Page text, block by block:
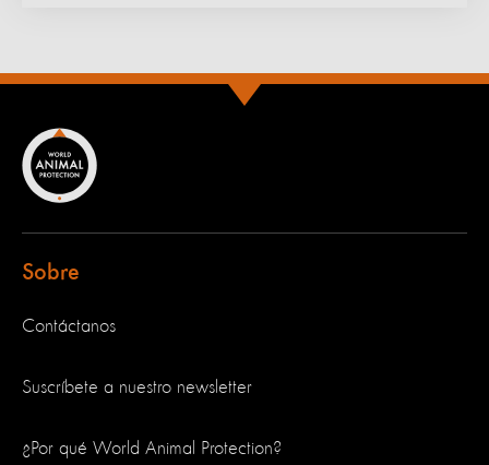
Sobre
Contáctanos
Suscríbete a nuestro newsletter
¿Por qué World Animal Protection?